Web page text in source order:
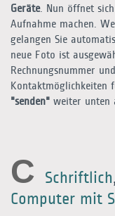
Geräte. Nun öffnet
Aufnahme machen.
gelangen Sie
neue Foto ist
Rechnungsnummer
Kontaktmöglichkeiten
"senden" weiter unten
C Schriftlich
Computer mit